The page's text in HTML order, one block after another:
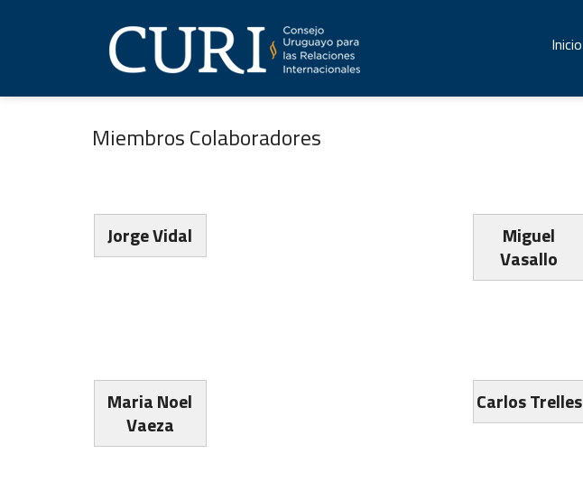
Inicio
Miembros Colaboradores
Jorge Vidal
Miguel
Vasallo
Maria Noel
Vaeza
Carlos Trelles